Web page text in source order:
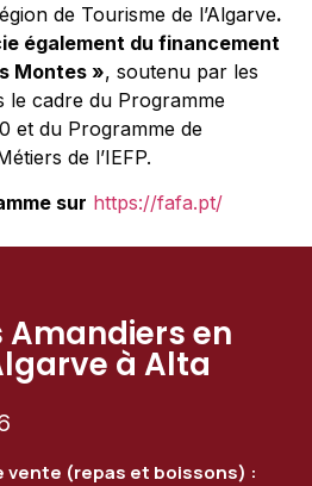
de Tourisme de l’Algarve.
également du financement
Montes », soutenu par les
le cadre du Programme
et du Programme de
de l’IEFP.
sur https://fafa.pt/
Amandiers en
à Alta
vente (repas et boissons) :